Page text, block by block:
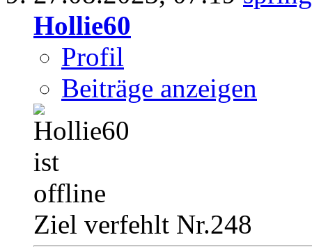
Hollie60
Profil
Beiträge anzeigen
Ziel verfehlt Nr.248